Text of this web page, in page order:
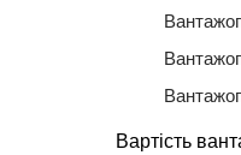
Вартість